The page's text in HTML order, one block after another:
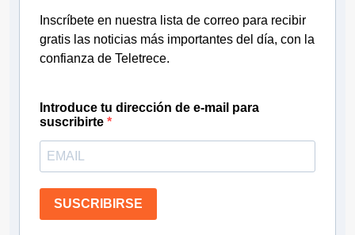
Inscríbete en nuestra lista de correo para recibir
gratis las noticias más importantes del día, con la
confianza de Teletrece.
Introduce tu dirección de e-mail para
suscribirte
SUSCRIBIRSE